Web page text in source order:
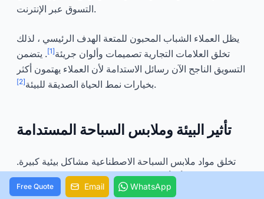
التسوق عبر الإنترنت.
يظل العملاء الشباب المحبون للمتعة الهدف الرئيسي ، لذلك
تخلق العلامات التجارية تصميمات وألوان جريئة[1] . يتضمن
التسويق الناجح الآن رسائل الاستدامة لأن العملاء يهتمون أكثر
بخيارات نمط الحياة الصديقة للبيئة[2] .
تأثير البيئة وملابس السباحة المستدامة
تخلق مواد ملابس السباحة الاصطناعية مشاكل بيئية كبيرة.
تظهر الدراسات أن أنشطة السباحة تؤدي إلى زيادة كبيرة في
مستويات الألياف الدقيقة. اختبار المياه يكشف ارتفاع ثمانية
Free Quote Email WhatsApp